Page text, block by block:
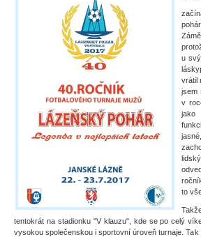
u
vrátil
jsem
v
to
tentokrát na stadionku "V klauzu", kde se po celý
vysokou společenskou i sportovní úroveň turnaje.